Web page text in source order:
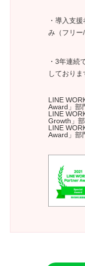
・導入支
み（フリー/
・3年連続
しておりま
LINE
Award」部
LINE
Growth」
LINE
Award」部